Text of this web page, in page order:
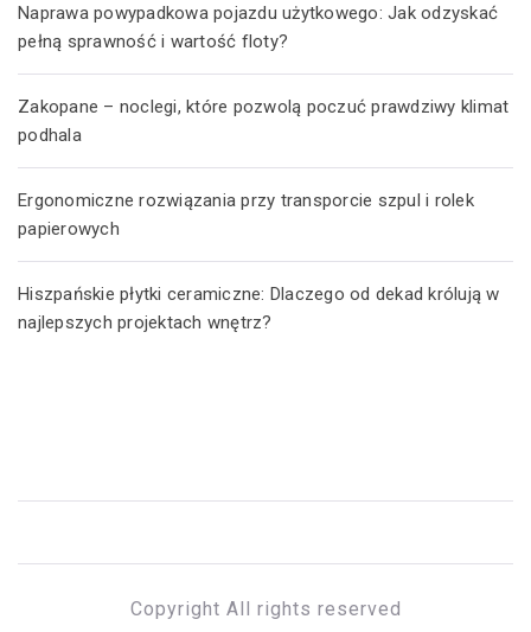
Naprawa powypadkowa pojazdu użytkowego: Jak odzyskać
pełną sprawność i wartość floty?
Zakopane – noclegi, które pozwolą poczuć prawdziwy klimat
podhala
Ergonomiczne rozwiązania przy transporcie szpul i rolek
papierowych
Hiszpańskie płytki ceramiczne: Dlaczego od dekad królują w
najlepszych projektach wnętrz?
Copyright All rights reserved